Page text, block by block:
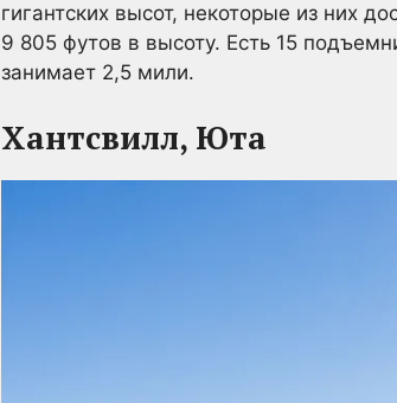
гигантских высот, некоторые из них
9 805 футов в высоту. Есть 15
занимает 2,5 мили.
Хантсвилл, Юта